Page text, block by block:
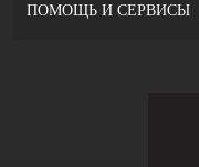
ПОМОЩЬ И СЕРВИСЫ